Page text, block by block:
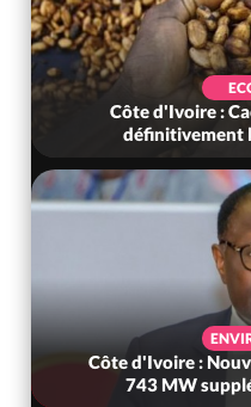
Côte d'Ivoire:
ivoirienne
Côte d'Ivoire :
gouvernement